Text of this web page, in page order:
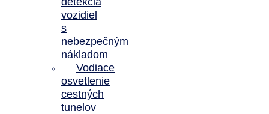
vozidiel
s
nebezpečným
nákladom
Vodiace
osvetlenie
cestných
tunelov